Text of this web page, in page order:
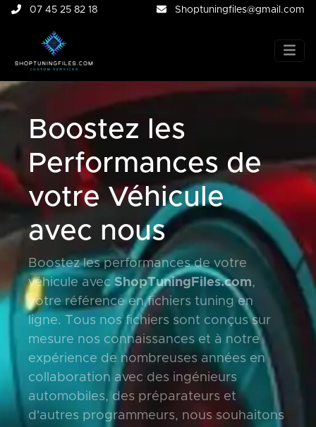
07 45 25 82 18 Shoptuningfiles@gmail.com
Boostez les
Performances de
votre Véhicule
avec nous
Boostez les performances de votre
véhicule avec ShopTuningFiles.com,
votre référence en fichiers tuning en
ligne. Tous nos fichiers sont conçus sur
mesure nos connaissances et à notre
expérience de nombreuses années en
collaboration avec des ingénieurs
automobiles, des préparateurs et
d'autres programmeurs, nous souhaitons